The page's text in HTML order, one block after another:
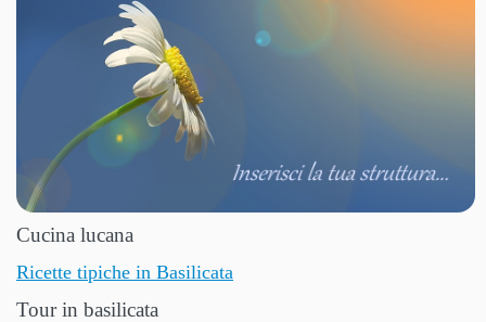
Cucina lucana
Ricette tipiche in Basilicata
Tour in basilicata